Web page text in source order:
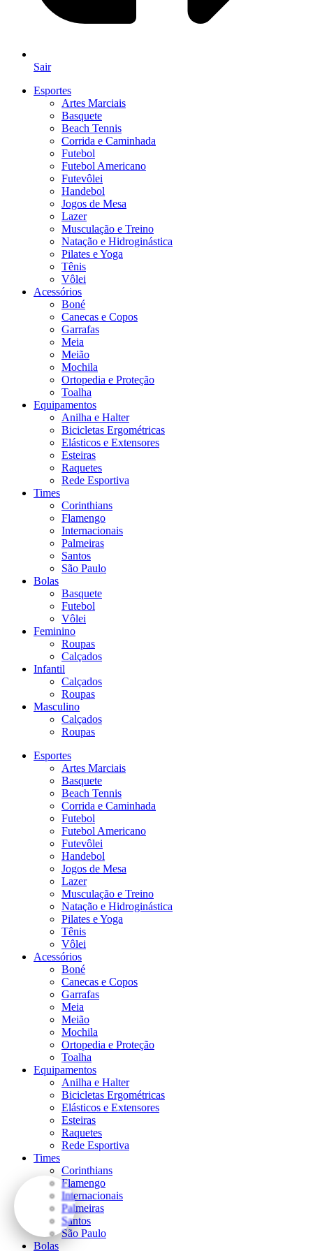
Sair
Esportes
Artes Marciais
Basquete
Beach Tennis
Corrida e Caminhada
Futebol
Futebol Americano
Futevôlei
Handebol
Jogos de Mesa
Lazer
Musculação e Treino
Natação e Hidroginástica
Pilates e Yoga
Tênis
Vôlei
Acessórios
Boné
Canecas e Copos
Garrafas
Meia
Meião
Mochila
Ortopedia e Proteção
Toalha
Equipamentos
Anilha e Halter
Bicicletas Ergométricas
Elásticos e Extensores
Esteiras
Raquetes
Rede Esportiva
Times
Corinthians
Flamengo
Internacionais
Palmeiras
Santos
São Paulo
Bolas
Basquete
Futebol
Vôlei
Feminino
Roupas
Calçados
Infantil
Calçados
Roupas
Masculino
Calçados
Roupas
Esportes
Artes Marciais
Basquete
Beach Tennis
Corrida e Caminhada
Futebol
Futebol Americano
Futevôlei
Handebol
Jogos de Mesa
Lazer
Musculação e Treino
Natação e Hidroginástica
Pilates e Yoga
Tênis
Vôlei
Acessórios
Boné
Canecas e Copos
Garrafas
Meia
Meião
Mochila
Ortopedia e Proteção
Toalha
Equipamentos
Anilha e Halter
Bicicletas Ergométricas
Elásticos e Extensores
Esteiras
Raquetes
Rede Esportiva
Times
Corinthians
Flamengo
Internacionais
Palmeiras
Santos
São Paulo
Bolas